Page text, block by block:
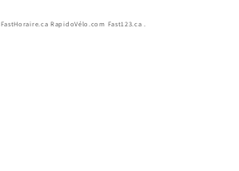
FastHoraire.ca RapidoVélo.com Fast123.ca .